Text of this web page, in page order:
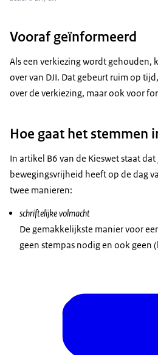
Vooraf geïnformeerd
Als een verkiezing wordt
over van DJI. Dat gebeurt ruim op
over de verkiezing, maar ook voor
Hoe gaat het stemmen
In artikel B6 van de Kieswet staat
bewegingsvrijheid heeft op de dag
twee manieren:
schriftelijke volmacht
De gemakkelijkste manier voor
geen stempas nodig en ook geen